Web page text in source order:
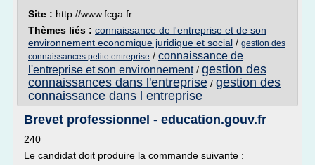
Site : http://www.fcga.fr
Thèmes liés : connaissance de l'entreprise et de son
environnement economique juridique et social / gestion des
connaissances petite entreprise / connaissance de
l'entreprise et son environnement/ gestion des
connaissances dans l'entreprise / gestion des
connaissance dans l entreprise
Brevet professionnel - education.gouv.fr
240
Le candidat doit produire la commande suivante :